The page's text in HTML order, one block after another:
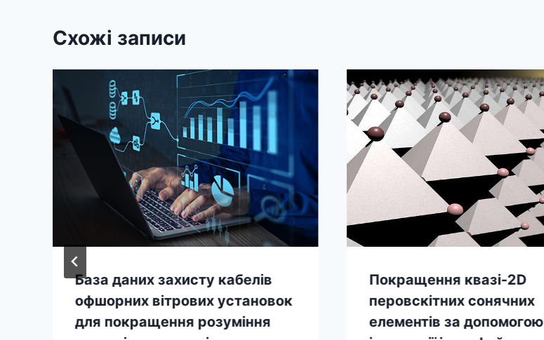
Схожі записи
База даних захисту кабелів
офшорних вітрових установок
для покращення розуміння
Покращення квазі-2D
перовскітних сонячних
елементів за допомогою